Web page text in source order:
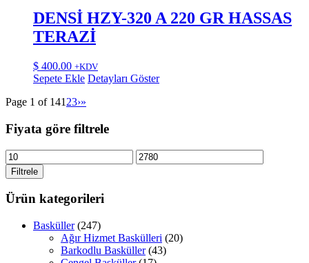
DENSİ HZY-320 A 220 GR HASSAS
TERAZİ
$ 400.00 +KDV
Sepete Ekle Detayları Göster
Page 1 of 141 23›»
Fiyata göre filtrele
En
düşük
fiyat
En
yüksek
Filtrele
Ürün kategorileri
Basküller (247)
Ağır Hizmet Baskülleri (20)
Barkodlu Basküller (43)